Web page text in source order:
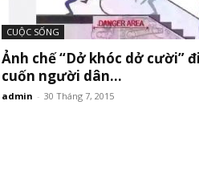
CUỘC SỐNG
Ảnh chế “Dở khóc dở cười”
cuốn người dân...
admin - 30 Tháng 7, 2015